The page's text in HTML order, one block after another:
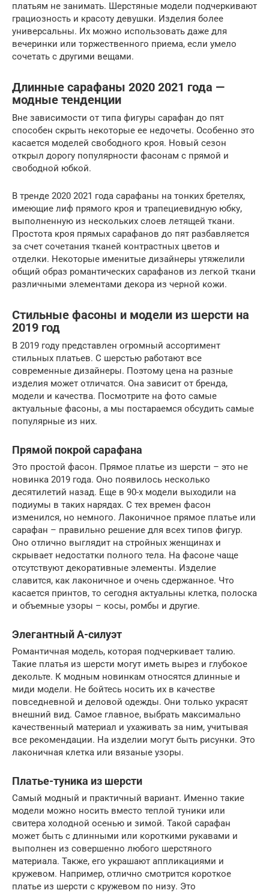
платьям не занимать. Шерстяные модели подчеркивают
грациозность и красоту девушки. Изделия более
универсальны. Их можно использовать даже для
вечеринки или торжественного приема, если умело
сочетать с другими вещами.
Длинные сарафаны 2020 2021 года —
модные тенденции
Вне зависимости от типа фигуры сарафан до пят
способен скрыть некоторые ее недочеты. Особенно это
касается моделей свободного кроя. Новый сезон
открыл дорогу популярности фасонам с прямой и
свободной юбкой.
В тренде 2020 2021 года сарафаны на тонких бретелях,
имеющие лиф прямого кроя и трапециевидную юбку,
выполненную из нескольких слоев летящей ткани.
Простота кроя прямых сарафанов до пят разбавляется
за счет сочетания тканей контрастных цветов и
отделки. Некоторые именитые дизайнеры утяжелили
общий образ романтических сарафанов из легкой ткани
различными элементами декора из черной кожи.
Стильные фасоны и модели из шерсти на
2019 год
В 2019 году представлен огромный ассортимент
стильных платьев. С шерстью работают все
современные дизайнеры. Поэтому цена на разные
изделия может отличатся. Она зависит от бренда,
модели и качества. Посмотрите на фото самые
актуальные фасоны, а мы постараемся обсудить самые
популярные из них.
Прямой покрой сарафана
Это простой фасон. Прямое платье из шерсти – это не
новинка 2019 года. Оно появилось несколько
десятилетий назад. Еще в 90-х модели выходили на
подиумы в таких нарядах. С тех времен фасон
изменился, но немного. Лаконичное прямое платье или
сарафан – правильно решение для всех типов фигур.
Оно отлично выглядит на стройных женщинах и
скрывает недостатки полного тела. На фасоне чаще
отсутствуют декоративные элементы. Изделие
славится, как лаконичное и очень сдержанное. Что
касается принтов, то сегодня актуальны клетка, полоска
и объемные узоры – косы, ромбы и другие.
Элегантный А-силуэт
Романтичная модель, которая подчеркивает талию.
Такие платья из шерсти могут иметь вырез и глубокое
декольте. К модным новинкам относятся длинные и
миди модели. Не бойтесь носить их в качестве
повседневной и деловой одежды. Они только украсят
внешний вид. Самое главное, выбрать максимально
качественный материал и ухаживать за ним, учитывая
все рекомендации. На изделии могут быть рисунки. Это
лаконичная клетка или вязаные узоры.
Платье-туника из шерсти
Самый модный и практичный вариант. Именно такие
модели можно носить вместо теплой туники или
свитера холодной осенью и зимой. Такой сарафан
может быть с длинными или короткими рукавами и
выполнен из совершенно любого шерстяного
материала. Также, его украшают аппликациями и
кружевом. Например, отлично смотрится короткое
платье из шерсти с кружевом по низу. Это